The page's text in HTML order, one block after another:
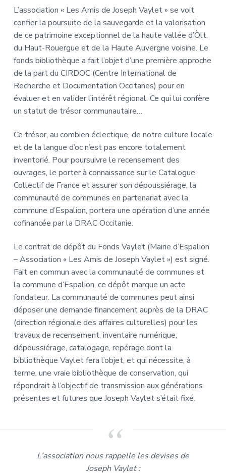
L’association « Les Amis de Joseph Vaylet » se voit
confier la poursuite de la sauvegarde et la valorisation
de ce patrimoine exceptionnel de la haute vallée d’Òlt,
du Haut-Rouergue et de la Haute Auvergne voisine. Le
fonds bibliothèque a fait l’objet d’une première approche
de la part du CIRDOC (Centre International de
Recherche et Documentation Occitanes) pour en
évaluer et en valider l’intérêt régional. Ce qui lui confère
un statut de trésor communautaire…
Ce trésor, au combien éclectique, de notre culture locale
et de la langue d’oc n’est pas encore totalement
inventorié. Pour poursuivre le recensement des
ouvrages, le porter à connaissance sur le Catalogue
Collectif de France et assurer son dépoussiérage, la
communauté de communes en partenariat avec la
commune d’Espalion, portera une opération d’une année
cofinancée par la DRAC Occitanie.
Le contrat de dépôt du Fonds Vaylet (Mairie d’Espalion
– Association « Les Amis de Joseph Vaylet ») est signé.
Fait en commun avec la communauté de communes et
la commune d’Espalion, ce dépôt marque un acte
fondateur. La communauté de communes peut ainsi
déposer une demande financement auprès de la DRAC
(direction régionale des affaires culturelles) pour les
travaux de recensement, inventaire numérique,
dépoussiérage, catalogage, repérage dont la
bibliothèque Vaylet fera l’objet, et qui nécessite, à
terme, une vraie bibliothèque de conservation, qui
répondrait à l’objectif de transmission aux générations
présentes et futures que Joseph Vaylet s’était fixé.
L’association nous rappelle les devises de
Joseph Vaylet :